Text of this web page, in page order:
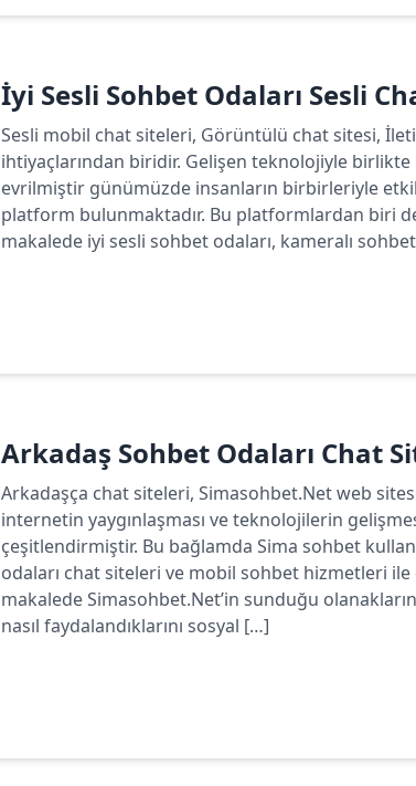
İyi Sesli Sohbet Odaları Sesli
Sesli mobil chat siteleri, Görüntülü chat sitesi,
ihtiyaçlarından biridir. Gelişen teknolojiyle
evrilmiştir günümüzde insanların birbirleriyle
platform bulunmaktadır. Bu platformlardan biri
makalede iyi sesli sohbet odaları, kameralı
Arkadaş Sohbet Odaları Chat
Arkadaşça chat siteleri, Simasohbet.Net web
internetin yaygınlaşması ve teknolojilerin
çeşitlendirmiştir. Bu bağlamda Sima sohbet
odaları chat siteleri ve mobil sohbet hizmetleri
makalede Simasohbet.Net’in sunduğu
nasıl faydalandıklarını sosyal […]